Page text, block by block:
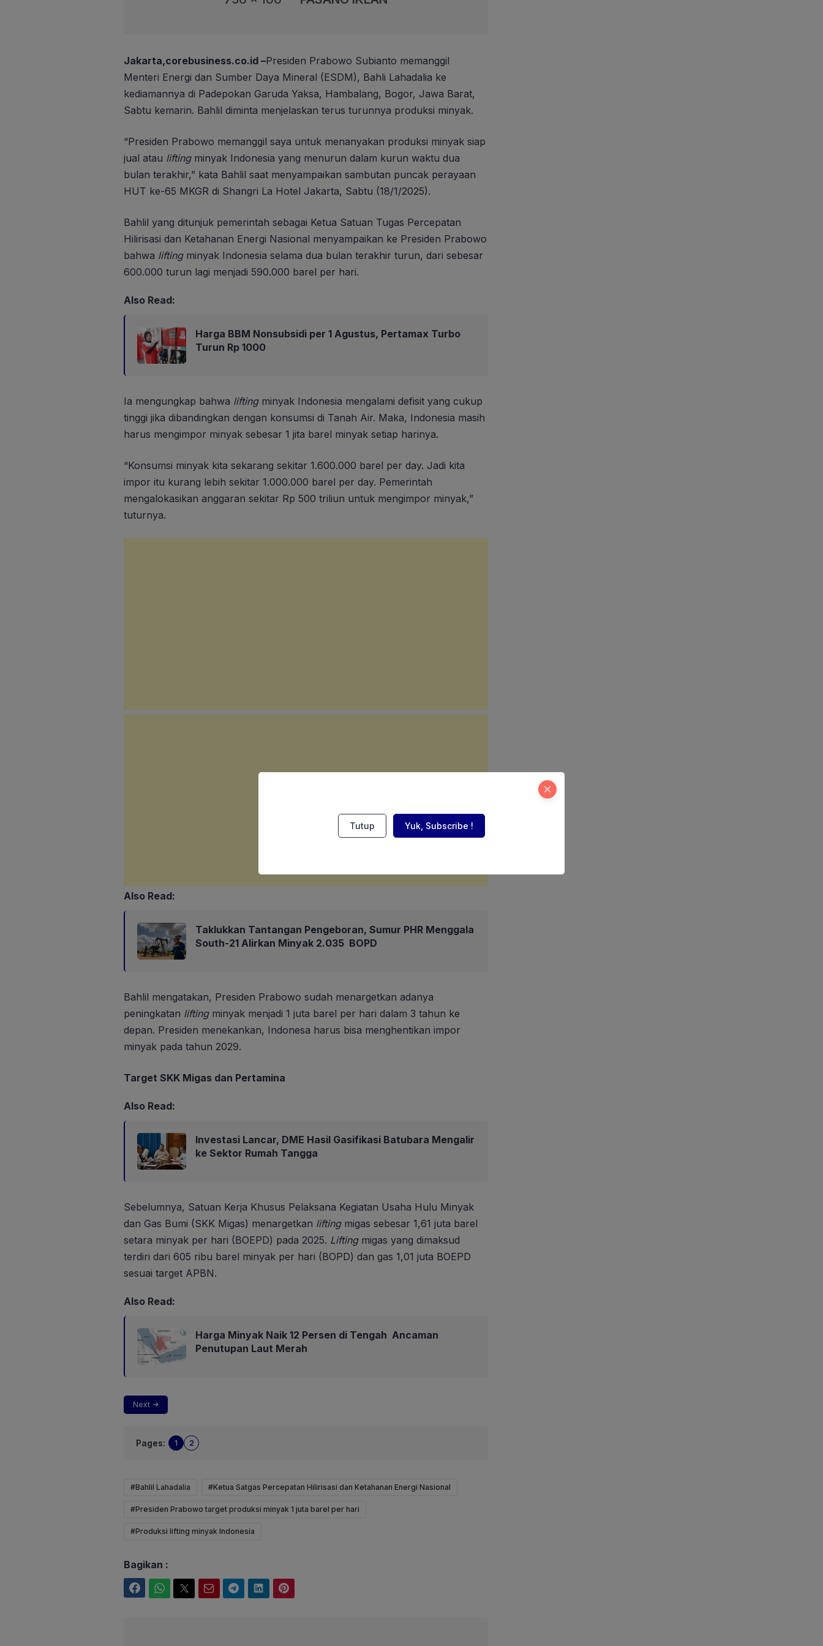
Jakarta,corebusiness.co.id –Presiden Prabowo Subianto memanggil
Menteri Energi dan Sumber Daya Mineral (ESDM), Bahli Lahadalia ke
kediamannya di Padepokan Garuda Yaksa, Hambalang, Bogor, Jawa Barat,
Sabtu kemarin. Bahlil diminta menjelaskan terus turunnya produksi minyak.
“Presiden Prabowo memanggil saya untuk menanyakan produksi minyak siap
jual atau liftingminyak Indonesia yang menurun dalam kurun waktu dua
bulan terakhir,” kata Bahlil saat menyampaikan sambutan puncak perayaan
HUT ke-65 MKGR di Shangri La Hotel Jakarta, Sabtu (18/1/2025).
Bahlil yang ditunjuk pemerintah sebagai Ketua Satuan Tugas Percepatan
Hilirisasi dan Ketahanan Energi Nasional menyampaikan ke Presiden Prabowo
bahwa liftingminyak Indonesia selama dua bulan terakhir turun, dari sebesar
600.000 turun lagi menjadi 590.000 barel per hari.
Also Read:
Harga BBM Nonsubsidi per 1 Agustus, Pertamax Turbo
Turun Rp 1000
Ia mengungkap bahwa liftingminyak Indonesia mengalami defisit yang cukup
tinggi jika dibandingkan dengan konsumsi di Tanah Air. Maka, Indonesia masih
harus mengimpor minyak sebesar 1 jita barel minyak setiap harinya.
“Konsumsi minyak kita sekarang sekitar 1.600.000 barel per day. Jadi kita
impor itu kurang lebih sekitar 1.000.000 barel per day. Pemerintah
mengalokasikan anggaran sekitar Rp 500 triliun untuk mengimpor minyak,”
tuturnya.
Also Read:
Taklukkan Tantangan Pengeboran, Sumur PHR Menggala
South-21 Alirkan Minyak 2.035 BOPD
Bahlil mengatakan, Presiden Prabowo sudah menargetkan adanya
peningkatan liftingminyak menjadi 1 juta barel per hari dalam 3 tahun ke
depan. Presiden menekankan, Indonesa harus bisa menghentikan impor
minyak pada tahun 2029.
Target SKK Migas dan Pertamina
Also Read:
Investasi Lancar, DME Hasil Gasifikasi Batubara Mengalir
ke Sektor Rumah Tangga
Sebelumnya, Satuan Kerja Khusus Pelaksana Kegiatan Usaha Hulu Minyak
dan Gas Bumi (SKK Migas) menargetkan liftingmigas sebesar 1,61 juta barel
setara minyak per hari (BOEPD) pada 2025. Liftingmigas yang dimaksud
terdiri dari 605 ribu barel minyak per hari (BOPD) dan gas 1,01 juta BOEPD
sesuai target APBN.
Also Read:
Harga Minyak Naik 12 Persen di Tengah Ancaman
Penutupan Laut Merah
Next
Pages: 1 2
#Bahlil Lahadalia #Ketua Satgas Percepatan Hilirisasi dan Ketahanan Energi Nasional
#Presiden Prabowo target produksi minyak 1 juta barel per hari
#Produksi lifting minyak Indonesia
Bagikan :
Tutup Yuk, Subscribe !